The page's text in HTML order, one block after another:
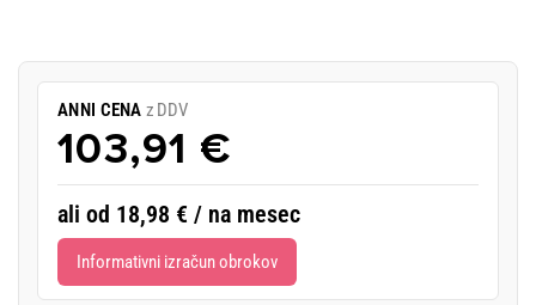
ANNI CENA z DDV
103,91 €
ali od 18,98 € / na mesec
Informativni izračun obrokov